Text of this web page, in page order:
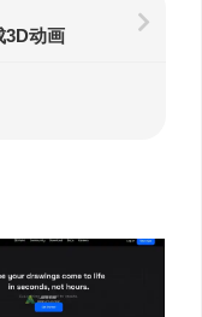
3D动画